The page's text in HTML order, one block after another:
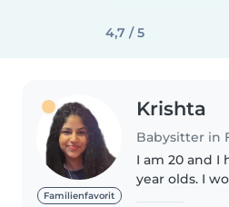
4,7 / 5
Familienfavorit
Krishta
I am 20 and I
year olds. I